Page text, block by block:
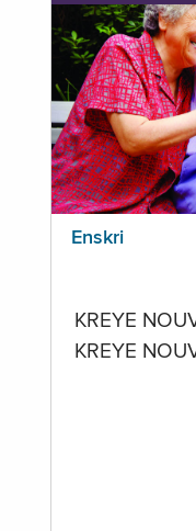
Enskri
KREYE
KREYE